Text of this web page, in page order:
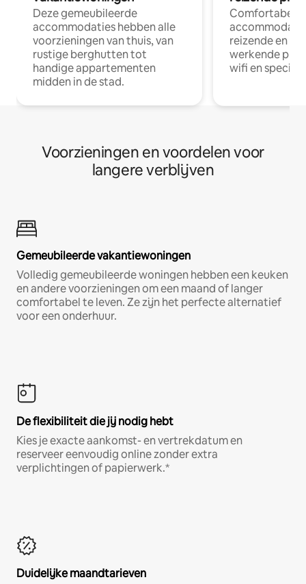
Deze gemeubileerde
accommodaties hebben alle
voorzieningen van thuis, van
rustige berghutten tot
handige appartementen
midden in de stad.
Comfortabele
reizende en
werkende
wifi en
Voorzieningen en voordelen voor
langere verblijven
Gemeubileerde vakantiewoningen
Volledig gemeubileerde woningen hebben een keuken
en andere voorzieningen om een maand of langer
comfortabel te leven. Ze zijn het perfecte alternatief
voor een onderhuur.
De flexibiliteit die jij nodig hebt
Kies je exacte aankomst- en vertrekdatum en
reserveer eenvoudig online zonder extra
verplichtingen of papierwerk.*
Duidelijke maandtarieven